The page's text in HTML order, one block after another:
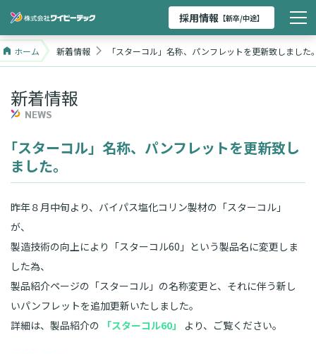
採用情報 【新卒/中途】
ホーム 新着情報 「スターコル」名称、パンフレットを更新致しました
新着情報
NEWS
「スターコル」名称、パンフレットを更新致し
ました。
昨年８月中旬より、バイパス塩化コリン製材の「スターコル」
が、
製造技術の向上により「スターコル60」という製品名に変更しま
した為、
製品紹介ページの「スターコル」の名称変更と、それに伴う新し
いパンフレットを追加更新いたしました。
詳細は、製品紹介の
「スターコル60」 より、ご覧ください。